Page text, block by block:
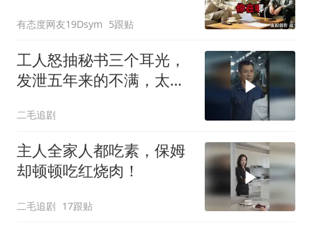
离婚
有态度网友19Dsym 5跟贴
工人怒抽秘书三个耳光，
发泄五年来的不满，太解
二毛追剧
主人全家人都吃素，保姆
却顿顿吃红烧肉！
二毛追剧 17跟贴